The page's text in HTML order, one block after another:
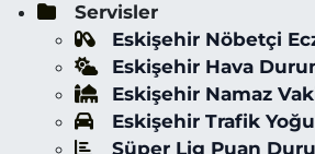
Servisler
Eskişehir Nöbetçi
Eskişehir Hava
Eskişehir Namaz
Eskişehir Trafik
Süper Lig Puan